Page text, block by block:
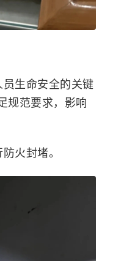
生命安全的关键
规范要求，影响
火封堵。